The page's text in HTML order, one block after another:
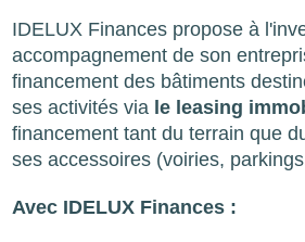
IDELUX Finances propose à
accompagnement de son
financement des bâtiments
ses activités via le leasing
financement tant du terrain que
ses accessoires (voiries,
Avec IDELUX Finances :